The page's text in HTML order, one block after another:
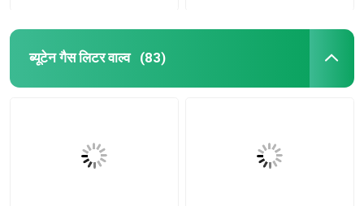
ब्यूटेन गैस लिटर वाल्व (83)